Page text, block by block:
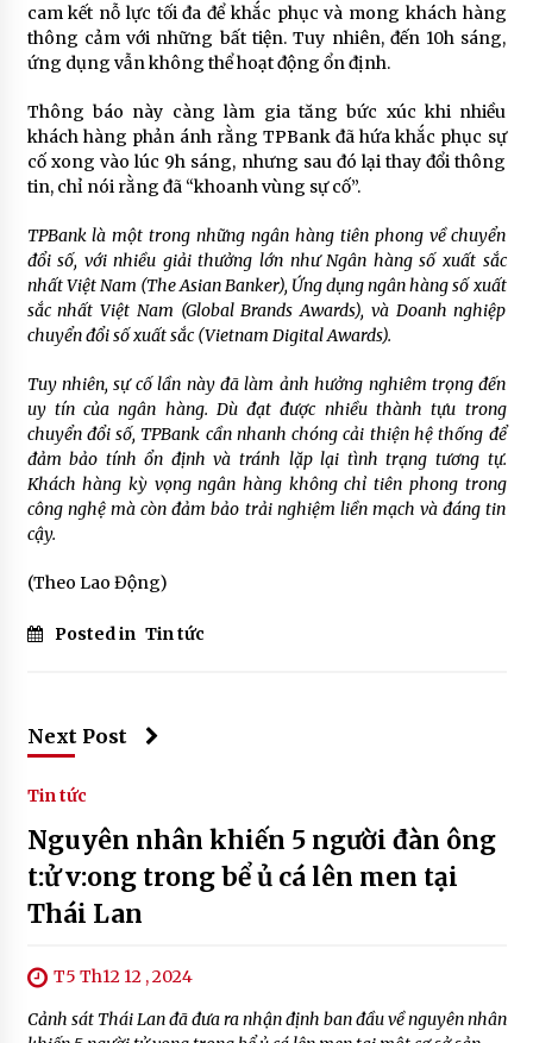
cam kết nỗ lực tối đa để khắc phục và mong khách hàng
thông cảm với những bất tiện. Tuy nhiên, đến 10h sáng,
ứng dụng vẫn không thể hoạt động ổn định.
Thông báo này càng làm gia tăng bức xúc khi nhiều
khách hàng phản ánh rằng TPBank đã hứa khắc phục sự
cố xong vào lúc 9h sáng, nhưng sau đó lại thay đổi thông
tin, chỉ nói rằng đã “khoanh vùng sự cố”.
TPBank là một trong những ngân hàng tiên phong về chuyển
đổi số, với nhiều giải thưởng lớn như Ngân hàng số xuất sắc
nhất Việt Nam (The Asian Banker), Ứng dụng ngân hàng số xuất
sắc nhất Việt Nam (Global Brands Awards), và Doanh nghiệp
chuyển đổi số xuất sắc (Vietnam Digital Awards).
Tuy nhiên, sự cố lần này đã làm ảnh hưởng nghiêm trọng đến
uy tín của ngân hàng. Dù đạt được nhiều thành tựu trong
chuyển đổi số, TPBank cần nhanh chóng cải thiện hệ thống để
đảm bảo tính ổn định và tránh lặp lại tình trạng tương tự.
Khách hàng kỳ vọng ngân hàng không chỉ tiên phong trong
công nghệ mà còn đảm bảo trải nghiệm liền mạch và đáng tin
cậy.
(Theo Lao Động)
Posted in Tin tức
Next Post
Tin tức
Nguyên nhân khiến 5 người đàn ông
t:ử v:ong trong bể ủ cá lên men tại
Thái Lan
T5 Th12 12 , 2024
Cảnh sát Thái Lan đã đưa ra nhận định ban đầu về nguyên nhân